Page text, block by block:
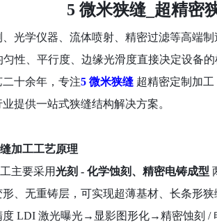
5 微米狭缝_超精密
光学仪器、流体喷射、精密过滤等高端制
匀性、平行度、边缘光滑度直接决定设备
十余年，专注5 微米狭缝 超精密定制加
提供一站式狭缝结构解决方案。
加工工艺原理
主要采用光刻 - 化学蚀刻、精密电铸成型
、无重铸层，可实现超薄基材、长条形
LDI 激光曝光→显影图形化→精密蚀刻 /